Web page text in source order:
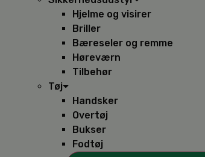
Hjelme og visirer
Briller
Bæreseler og remme
Høreværn
Tilbehør
Tøj
Handsker
Overtøj
Bukser
Fodtøj